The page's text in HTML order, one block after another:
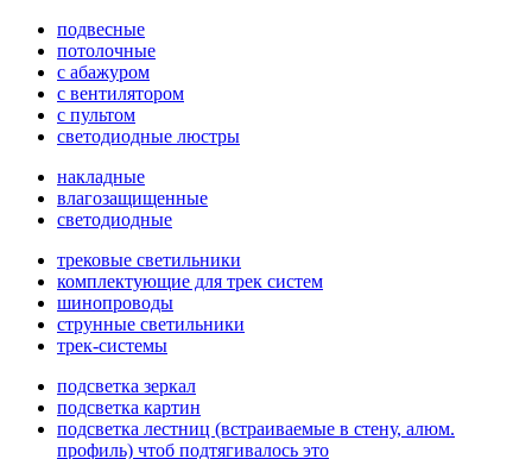
подвесные
потолочные
с абажуром
с вентилятором
с пультом
светодиодные люстры
накладные
влагозащищенные
светодиодные
трековые светильники
комплектующие для трек систем
шинопроводы
струнные светильники
трек-системы
подсветка зеркал
подсветка картин
подсветка лестниц (встраиваемые в стену, алюм.
профиль) чтоб подтягивалось это